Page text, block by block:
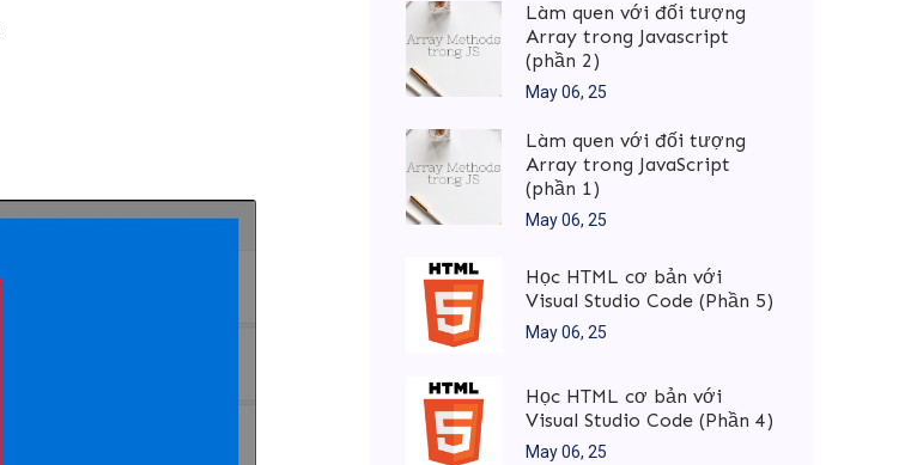
Làm quen với đối tượng
Array trong Javascript
(phần 2)
May 06, 25
Làm quen với đối tượng
Array trong JavaScript
(phần 1)
May 06, 25
Học HTML cơ bản với
Visual Studio Code (Phần 5)
May 06, 25
Học HTML cơ bản với
Visual Studio Code (Phần 4)
May 06, 25